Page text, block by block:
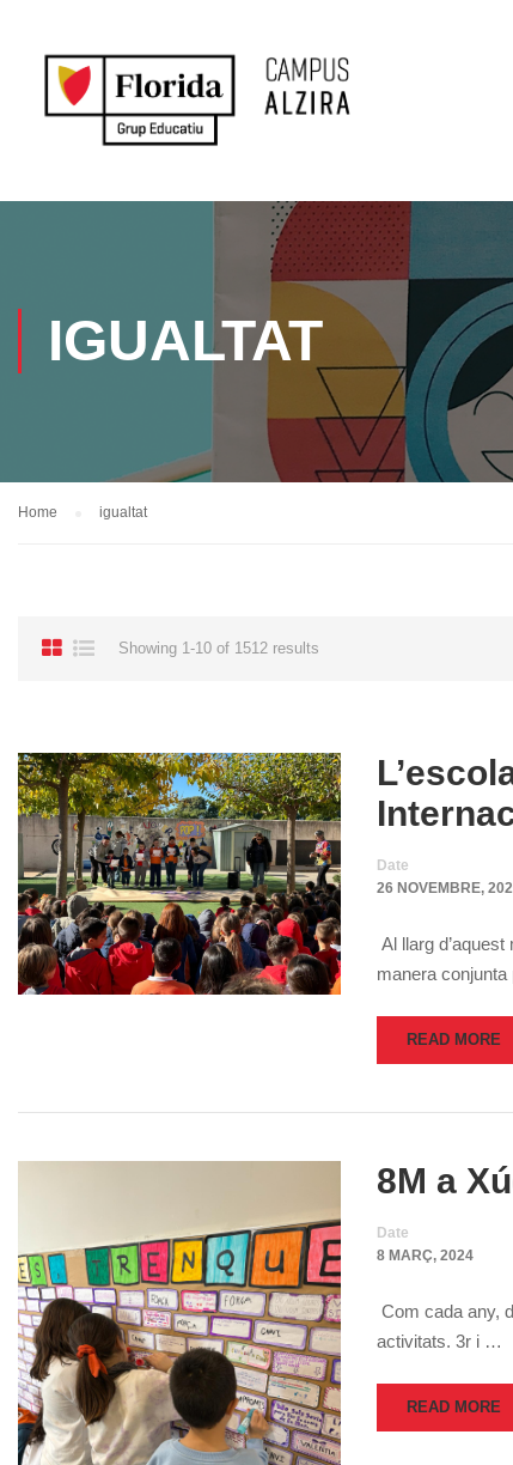
IGUALTAT
Home igualtat
Showing 1-10 of 1512 results
Date
26 NOVEMBRE,
Al llarg
manera
READ MORE
8M a
Date
8 MARÇ, 2024
Com cada any,
activitats. 3r i …
READ MORE